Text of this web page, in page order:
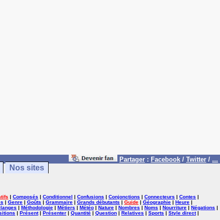
Partager : Facebook / Twitter / ...
Nos sites
| Composés | Conditionnel | Confusions | Conjonctions | Connecteurs | Contes |
| Genre | Goûts | Grammaire | Grands débutants | Guide | Géographie | Heure |
| Méthodologie | Métiers | Météo | Nature | Nombres | Noms | Nourriture | Négations |
| Présent| Présenter | Quantité | Question | Relatives | Sports | Style direct|